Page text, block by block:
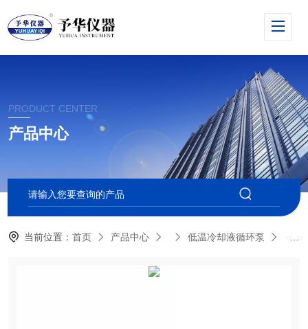
PRODUCT CENTER
产品中心
当前位置：首页 产品中心 低温冷却液循环泵